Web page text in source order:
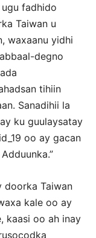
fadhido
Taiwan u
waxaanu yidhi
degno
tihiin
Sanadihii la
ku guulaysatay
oo ay gacan
doorka Taiwan
kale oo ay
kaasi oo ah inay